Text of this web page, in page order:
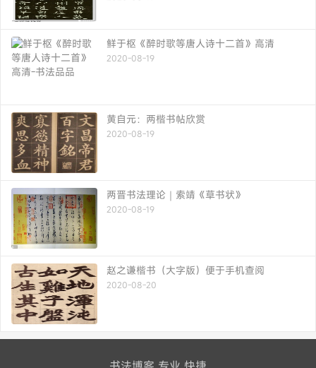
鲜于枢《醉时歌等唐人诗十二首》高清
2020-08-19
黄自元：两楷书帖欣赏
2020-08-19
两晋书法理论｜索靖《草书状》
2020-08-19
赵之谦楷书（大字版）便于手机查阅
2020-08-20